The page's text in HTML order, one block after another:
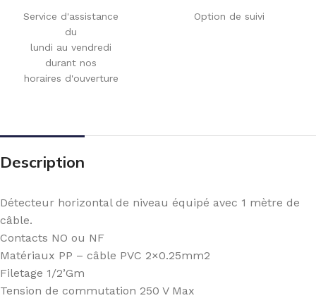
Service d'assistance
du
lundi au vendredi
durant nos
horaires d'ouverture
Option de suivi
Description
Détecteur horizontal de niveau équipé avec 1 mètre de
câble.
Contacts NO ou NF
Matériaux PP – câble PVC 2×0.25mm2
Filetage 1/2’Gm
Tension de commutation 250 V Max